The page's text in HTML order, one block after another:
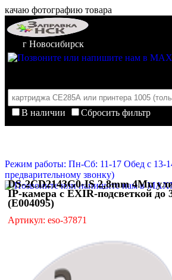
качаю фотографию товара
г Новосибирск
В наличии
Сбросить фильтр
Корзина пуста
Режим работы: Пн-Сб: 11-17 Обед с 13-
предварительному звонку)
DS-2CD2143G0-IS 2,8mm 4Мп
IP-камера с EXIR-подсветкой
(E004095)
Артикул: eso-37871